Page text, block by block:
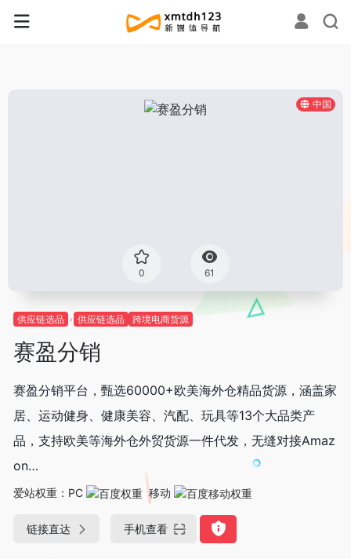
中国
0 61
供应链选品 供应链选品 跨境电商货源
赛盈分销
赛盈分销平台，甄选60000+欧美海外仓精品货源，涵盖家
居、运动健身、健康美容、汽配、玩具等13个大品类产
品，支持欧美等海外仓外贸货源一件代发，无缝对接Amaz
on…
爱站权重： PC 移动
链接直达 手机查看